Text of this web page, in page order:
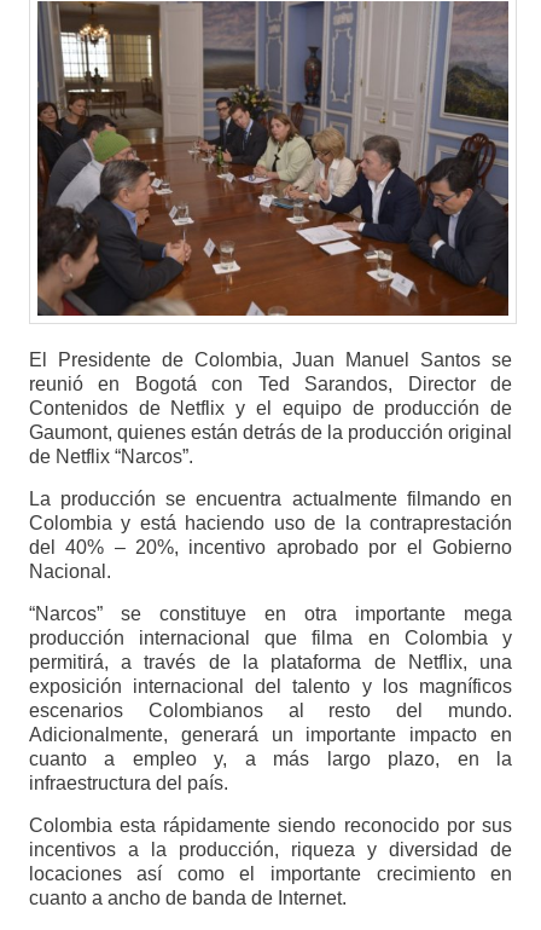
El Presidente de Colombia, Juan Manuel Santos se
reunió en Bogotá con Ted Sarandos, Director de
Contenidos de Netflix y el equipo de producción de
Gaumont, quienes están detrás de la producción original
de Netflix “Narcos”.
La producción se encuentra actualmente filmando en
Colombia y está haciendo uso de la contraprestación
del 40% – 20%, incentivo aprobado por el Gobierno
Nacional.
“Narcos” se constituye en otra importante mega
producción internacional que filma en Colombia y
permitirá, a través de la plataforma de Netflix, una
exposición internacional del talento y los magníficos
escenarios Colombianos al resto del mundo.
Adicionalmente, generará un importante impacto en
cuanto a empleo y, a más largo plazo, en la
infraestructura del país.
Colombia esta rápidamente siendo reconocido por sus
incentivos a la producción, riqueza y diversidad de
locaciones así como el importante crecimiento en
cuanto a ancho de banda de Internet.